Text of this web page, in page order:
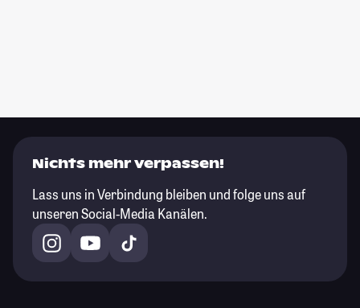
Nichts mehr verpassen!
Lass uns in Verbindung bleiben und folge uns auf
unseren Social-Media Kanälen.